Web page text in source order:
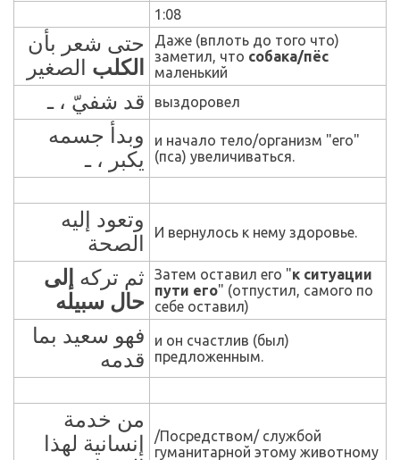
1:08
حتى شعر بأن
الكلب الصغير
Даже (вплоть до того что)
заметил, что собака/пёс
маленький
قد شفيّ ، ـ выздоровел
وبدأ جسمه
يكبر ، ـ
и начало тело/организм "его"
(пса) увеличиваться.
وتعود إليه
الصحة
И вернулось к нему здоровье.
ثم تركه إلى
حال سبيله
Затем оставил его "к ситуации
пути его" (отпустил, самого по
себе оставил)
فهو سعيد بما
قدمه
и он счастлив (был)
предложенным.
من خدمة
إنسانية لهذا
/Посредством/ службой
гуманитарной этому животному